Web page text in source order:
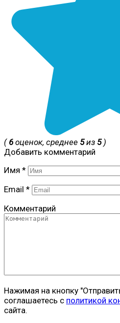
( 6 оценок, среднее 5из 5)
Добавить комментарий
Имя *
Email *
Комментарий
Нажимая на кнопку
соглашаетесь с политикой
сайта.